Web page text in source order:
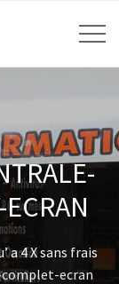
a 4 X sans frais
ecran